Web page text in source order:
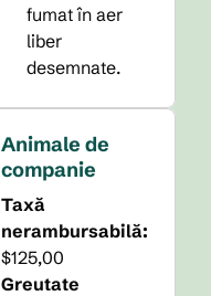
fumat în aer
liber
desemnate.
Animale de
companie
Taxă
nerambursabilă:
$125,00
Greutate